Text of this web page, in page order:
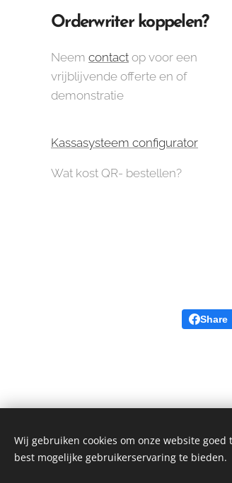
Orderwriter koppelen?
Neem contact op voor een
vrijblijvende offerte en of
demonstratie
Kassasysteem configurator
Wat kost QR- bestellen?
Share
Wij gebruiken cookies om onze website
best mogelijke gebruikerservaring te bieden.